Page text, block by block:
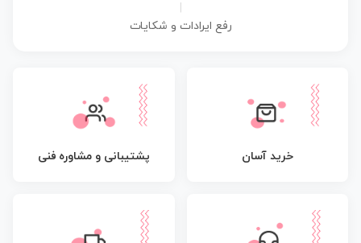
رفع ایرادات و شکایات
خرید آسان پشتیبانی و مشاوره فنی